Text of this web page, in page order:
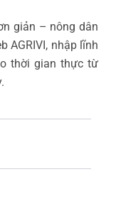
giản – nông dân
AGRIVI, nhập lĩnh
thời gian thực từ